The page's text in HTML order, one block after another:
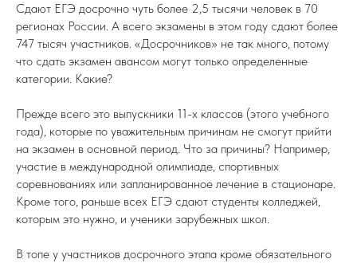
Сдают ЕГЭ досрочно чуть более 2,5 тысячи человек в 70
регионах России. А всего экзамены в этом году сдают более
747 тысяч участников. «Досрочников» не так много, потому
что сдать экзамен авансом могут только определенные
категории. Какие?
Прежде всего это выпускники 11-х классов (этого учебного
года), которые по уважительным причинам не смогут прийти
на экзамен в основной период. Что за причины? Например,
участие в международной олимпиаде, спортивных
соревнованиях или запланированное лечение в стационаре.
Кроме того, раньше всех ЕГЭ сдают студенты колледжей,
которым это нужно, и ученики зарубежных школ.
В топе у участников досрочного этапа кроме обязательного